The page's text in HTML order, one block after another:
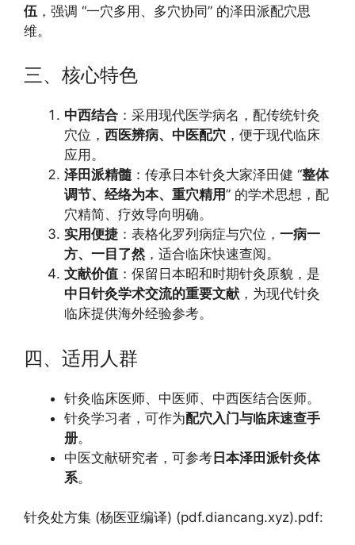
伍 ，强调 “一穴多用、多穴协同” 的泽田派配穴思
维。
三、核心特色
中西结合 ：采用现代医学病名，配传统针灸
穴位， 西医辨病、中医配穴 ，便于现代临床
应用。
泽田派精髓 ：传承日本针灸大家泽田健 “整体
调节、经络为本、重穴精用” 的学术思想，配
穴精简、疗效导向明确。
实用便捷 ：表格化罗列病症与穴位， 一病一
方、一目了然，适合临床快速查阅。
文献价值 ：保留日本昭和时期针灸原貌，是
中日针灸学术交流的重要文献 ，为现代针灸
临床提供海外经验参考。
四、适用人群
针灸临床医师、中医师、中西医结合医师。
针灸学习者，可作为配穴入门与临床速查手
册。
中医文献研究者，可参考日本泽田派针灸体
系。
针灸处方集 (杨医亚编译) (pdf.diancang.xyz).pdf: